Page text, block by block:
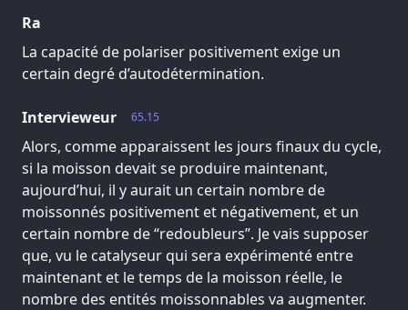
Ra
La capacité de polariser positivement exige un
certain degré d’autodétermination.
65.15
Intervieweur
Alors, comme apparaissent les jours finaux du cycle,
si la moisson devait se produire maintenant,
aujourd’hui, il y aurait un certain nombre de
moissonnés positivement et négativement, et un
certain nombre de “redoubleurs”. Je vais supposer
que, vu le catalyseur qui sera expérimenté entre
maintenant et le temps de la moisson réelle, le
nombre des entités moissonnables va augmenter.